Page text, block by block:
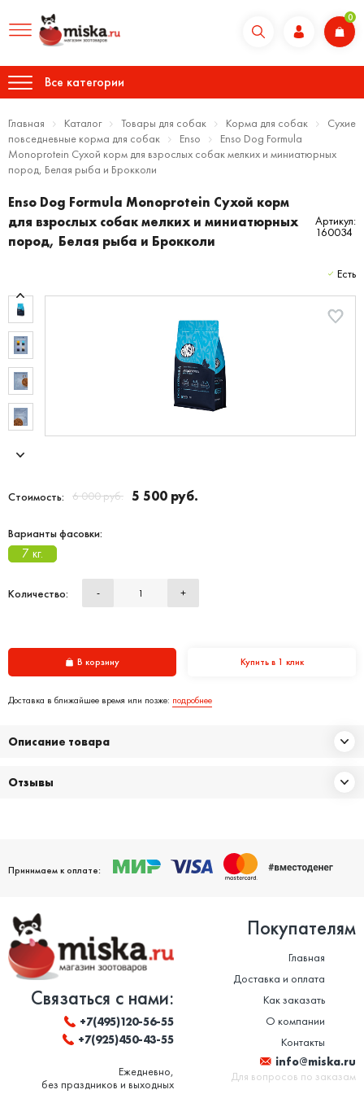
0
Все категории
Главная Каталог Товары для собак Корма для собак
Сухие
повседневные корма для собак
Enso
Enso Dog Formula
Monoprotein Сухой корм для взрослых собак мелких и миниатюрных
пород, Белая рыба и Брокколи
Enso Dog Formula Monoprotein Сухой корм
для взрослых собак мелких и миниатюрных
пород, Белая рыба и Брокколи
Артикул:
160034
Есть
Стоимость: 6 000 руб. 5 500 руб.
Варианты фасовки:
7 кг.
Количество: - +
В корзину Купить в 1 клик
Доставка в ближайшее время или позже: подробнее
Описание товара
Отзывы
Принимаем к оплате:
Связаться с нами:
+7(495)120-56-55
+7(925)450-43-55
Ежедневно,
без праздников и выходных
Покупателям
Главная
Доставка и оплата
Как заказать
О компании
Контакты
info@miska.ru
Для вопросов по заказам